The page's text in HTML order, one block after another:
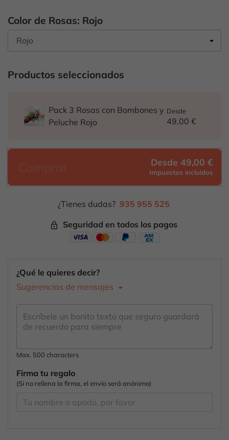
¿Qué le quieres decir?
Sugerencias de mensajes
Max. 500 characters
Firma tu regalo
(Si no rellena la firma, el envío será anónimo)
Color de Rosas: Rojo
Productos seleccionados
Pack 3 Rosas con Bombones y
Peluche Rojo
Desde
49,00 €
Desde 49,00 €
Impuestos incluidos
¿Tienes dudas? 935 955 525
lock_outline Seguridad en todos los pagos